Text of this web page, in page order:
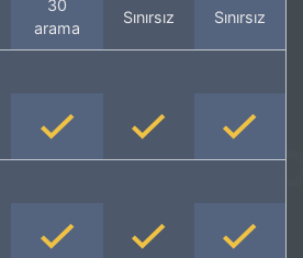
30
arama
Sınırsız Sınırsız